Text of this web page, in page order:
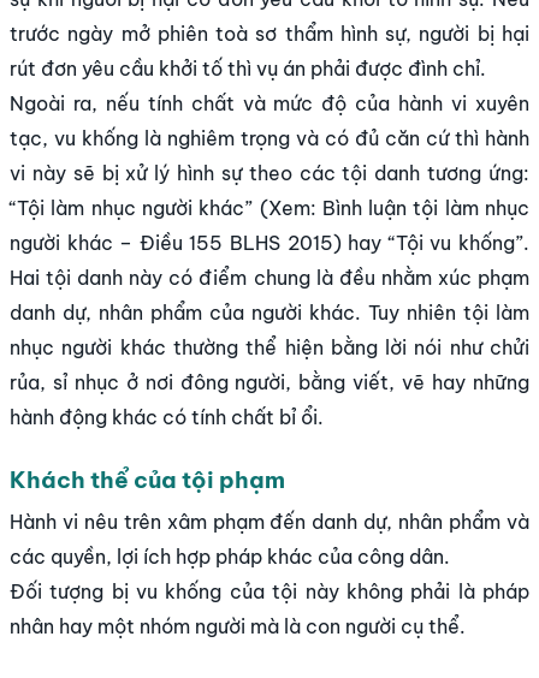
trước ngày mở phiên toà sơ thẩm hình sự, người bị hại
rút đơn yêu cầu khởi tố thì vụ án phải được đình chỉ.
Ngoài ra, nếu tính chất và mức độ của hành vi xuyên
tạc, vu khống là nghiêm trọng và có đủ căn cứ thì hành
vi này sẽ bị xử lý hình sự theo các tội danh tương ứng:
“Tội làm nhục người khác” (Xem: Bình luận tội làm nhục
người khác – Điều 155 BLHS 2015) hay “Tội vu khống”.
Hai tội danh này có điểm chung là đều nhằm xúc phạm
danh dự, nhân phẩm của người khác. Tuy nhiên tội làm
nhục người khác thường thể hiện bằng lời nói như chửi
rủa, sỉ nhục ở nơi đông người, bằng viết, vẽ hay những
hành động khác có tính chất bỉ ổi.
Khách thể của tội phạm
Hành vi nêu trên xâm phạm đến danh dự, nhân phẩm và
các quyền, lợi ích hợp pháp khác của công dân.
Đối tượng bị vu khống của tội này không phải là pháp
nhân hay một nhóm người mà là con người cụ thể.